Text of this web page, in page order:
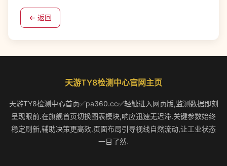
← 返回
天游TY8检测中心官网主页
天游TY8检测中心首页✅pa360.cc✅轻触进入网页版,监测数据即刻
呈现眼前.在旗舰首页切换图表模块,响应迅速无迟滞.关键参数始终
稳定刷新,辅助决策更高效.页面布局引导视线自然流动,让工业状态
一目了然.